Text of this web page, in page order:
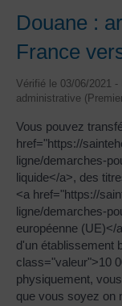
Douane :
France
Vérifié le 03/06/2021 -
administrative
Vous pouvez
href="https://
ligne/demarches-
liquide</a>, des
<a href="https://
ligne/demarches-
européenne (UE)</
d'un établissement
class="valeur">10
physiquement,
que vous soyez on